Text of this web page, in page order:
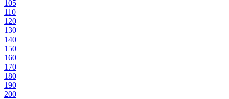
105
110
120
130
140
150
160
170
180
190
200